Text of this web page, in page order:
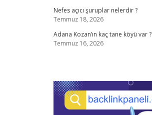
Nefes açıcı şuruplar nelerdir ?
Temmuz 18, 2026
Adana Kozan’ın kaç tane köyü var ?
Temmuz 16, 2026